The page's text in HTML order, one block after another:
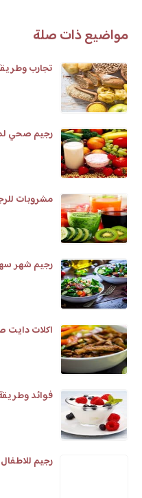
مواضيع ذات صلة
تجارب
رجيم صحي لمدة
مشروبات
رجيم شهر
اكلات دايت
فوائد
رجيم